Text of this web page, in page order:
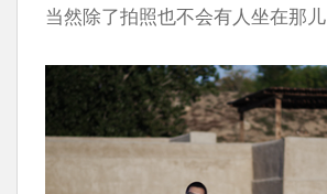
当然除了拍照也不会有人坐在那儿